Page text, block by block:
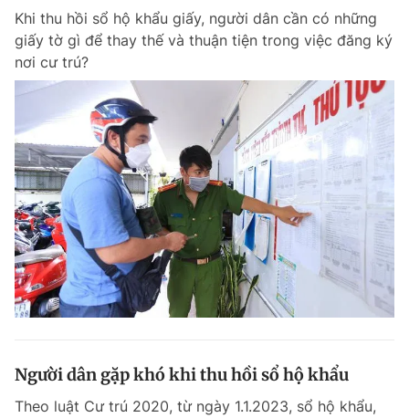
Chuyên mục
Chuyên mục khác
Chào ngày mới Tin 24h
Tin thị trường Tin 360
Video Magazine
Sản phẩm khác
Thông tin tòa soạn
Đổi mật khẩu
Tin đã lưu
Tin đã xem
Đăng xuất
Khi thu hồi sổ hộ khẩu giấy, người dân cần có những
giấy tờ gì để thay thế và thuận tiện trong việc đăng ký
nơi cư trú?
Người dân gặp khó khi thu hồi sổ hộ khẩu
Theo luật Cư trú 2020, từ ngày 1.1.2023, sổ hộ khẩu,